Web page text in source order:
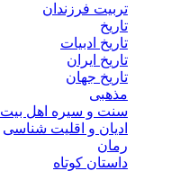
تربیت فرزندان
تاریخ
تاریخ ادبیات
تاریخ ایران
تاریخ جهان
مذهبی
سنت و سیره اهل بیت
ادیان و اقلیت شناسی
رمان
داستان کوتاه